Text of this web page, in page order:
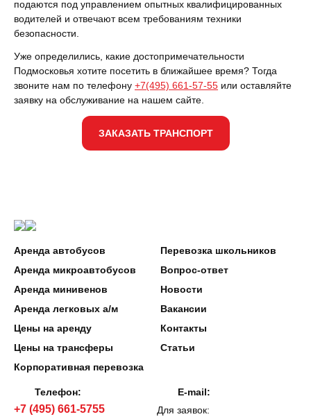
подаются под управлением опытных квалифицированных
водителей и отвечают всем требованиям техники
безопасности.
Уже определились, какие достопримечательности
Подмосковья хотите посетить в ближайшее время? Тогда
звоните нам по телефону +7(495) 661-57-55 или оставляйте
заявку на обслуживание на нашем сайте.
ЗАКАЗАТЬ ТРАНСПОРТ
Аренда автобусов
Аренда микроавтобусов
Аренда минивенов
Аренда легковых а/м
Цены на аренду
Цены на трансферы
Корпоративная перевозка
Перевозка школьников
Вопрос-ответ
Новости
Вакансии
Контакты
Статьи
Телефон:
+7 (495) 661-5755
E-mail:
Для заявок: